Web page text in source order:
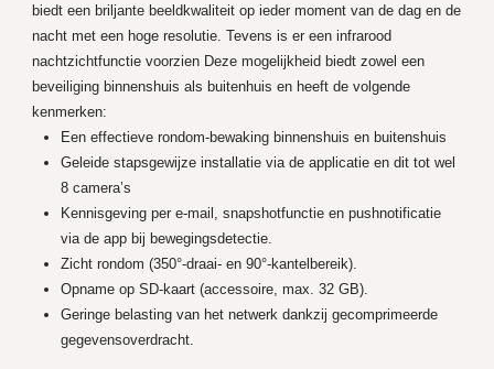
biedt een briljante beeldkwaliteit op ieder moment van de dag en de
nacht met een hoge resolutie. Tevens is er een infrarood
nachtzichtfunctie voorzien Deze mogelijkheid biedt zowel een
beveiliging binnenshuis als buitenhuis en heeft de volgende
kenmerken:
Een effectieve rondom-bewaking binnenshuis en buitenshuis
Geleide stapsgewijze installatie via de applicatie en dit tot wel
8 camera’s
Kennisgeving per e-mail, snapshotfunctie en pushnotificatie
via de app bij bewegingsdetectie.
Zicht rondom (350°-draai- en 90°-kantelbereik).
Opname op SD-kaart (accessoire, max. 32 GB).
Geringe belasting van het netwerk dankzij gecomprimeerde
gegevensoverdracht.